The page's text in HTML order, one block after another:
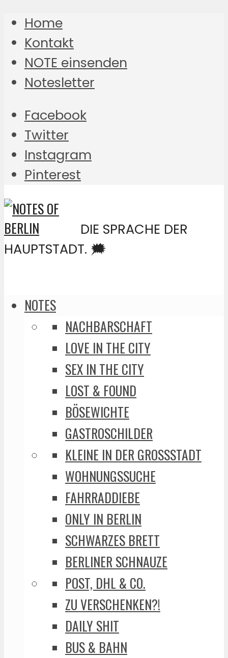
Home
Kontakt
NOTE einsenden
Notesletter
Facebook
Twitter
Instagram
Pinterest
DIE SPRACHE DER
HAUPTSTADT. 🗯️
NOTES
NACHBARSCHAFT
LOVE IN THE CITY
SEX IN THE CITY
LOST & FOUND
BÖSEWICHTE
GASTROSCHILDER
KLEINE IN DER GROSSSTADT
WOHNUNGSSUCHE
FAHRRADDIEBE
ONLY IN BERLIN
SCHWARZES BRETT
BERLINER SCHNAUZE
POST, DHL & CO.
ZU VERSCHENKEN?!
DAILY SHIT
BUS & BAHN